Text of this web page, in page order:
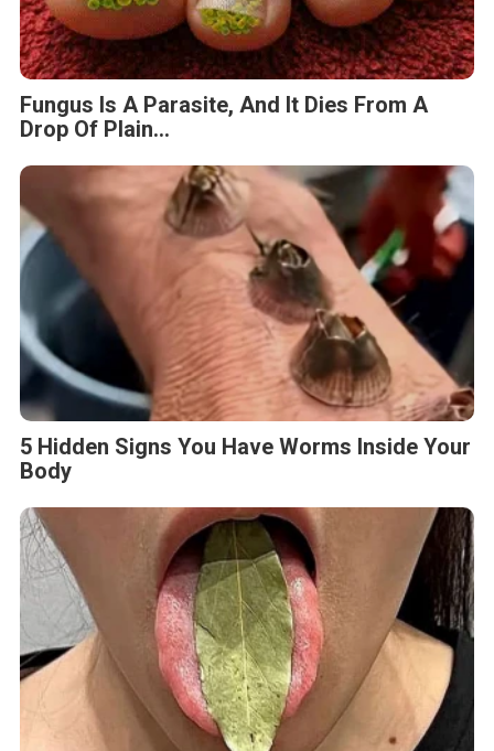
Fungus Is A Parasite, And It Dies From A
Drop Of Plain...
5 Hidden Signs You Have Worms Inside Your
Body